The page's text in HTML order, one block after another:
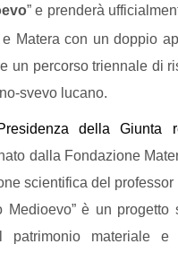
” e prenderà
Matera con un doppio
un percorso triennale di
svevo lucano.
della Giunta
dalla Fondazione
scientifica del
Medioevo” è un progetto
patrimonio materiale e